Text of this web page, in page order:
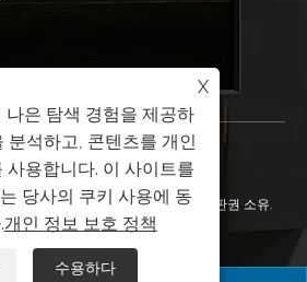
Kingsdom Sanitary Ware Co., Ltd. 판권 소유.
|RSS|XML|개인 정보 보호 정책
X
나은 탐색 경험을 제공하
분석하고, 콘텐츠를 개인
사용합니다. 이 사이트를
당사의 쿠키 사용에 동
개인 정보 보호 정책
수용하다